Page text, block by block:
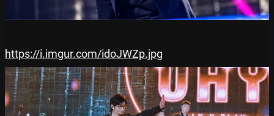
https://i.imgur.com/idoJWZp.jpg